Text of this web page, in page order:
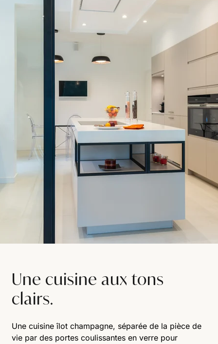
Une cuisine aux tons
clairs.
Une cuisine îlot champagne, séparée de la pièce de
vie par des portes coulissantes en verre pour